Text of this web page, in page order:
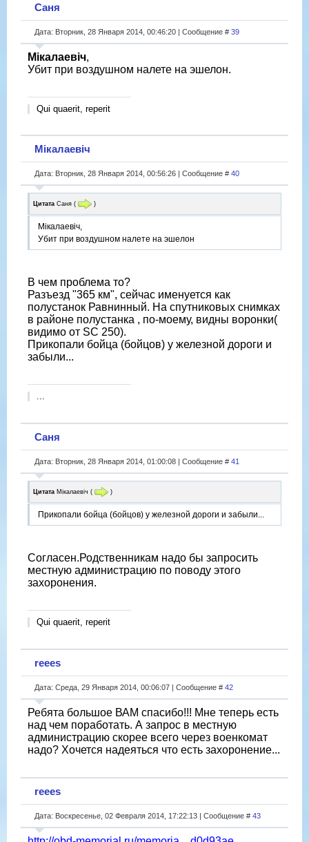
Саня
Дата: Вторник, 28 Января 2014, 00:46:20 | Сообщение # 39
Мікалаевіч,
Убит при воздушном налете на эшелон.
Qui quaerit, reperit
Мікалаевіч
Дата: Вторник, 28 Января 2014, 00:56:26 | Сообщение # 40
Цитата Саня ( )
Мікалаевіч,
Убит при воздушном налете на эшелон
В чем проблема то?
Разъезд "365 км", сейчас именуется как
полустанок Равнинный. На спутниковых снимках
в районе полустанка , по-моему, видны воронки(
видимо от SC 250).
Прикопали бойца (бойцов) у железной дороги и
забыли...
...
Саня
Дата: Вторник, 28 Января 2014, 01:00:08 | Сообщение # 41
Цитата Мікалаевіч ( )
Прикопали бойца (бойцов) у железной дороги и забыли...
Согласен.Родственникам надо бы запросить
местную администрацию по поводу этого
захоронения.
Qui quaerit, reperit
reees
Дата: Среда, 29 Января 2014, 00:06:07 | Сообщение # 42
Ребята большое ВАМ спасибо!!! Мне теперь есть
над чем поработать. А запрос в местную
администрацию скорее всего через военкомат
надо? Хочется надеяться что есть захоронение...
reees
Дата: Воскресенье, 02 Февраля 2014, 17:22:13 | Сообщение # 43